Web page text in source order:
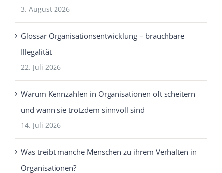
3. August 2026
Glossar Organisationsentwicklung – brauchbare
Illegalität
22. Juli 2026
Warum Kennzahlen in Organisationen oft scheitern
und wann sie trotzdem sinnvoll sind
14. Juli 2026
Was treibt manche Menschen zu ihrem Verhalten in
Organisationen?